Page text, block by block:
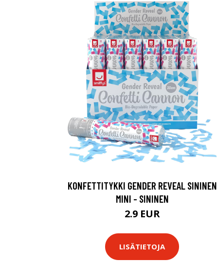
KONFETTITYKKI GENDER REVEAL SININEN
MINI - SININEN
2.9 EUR
LISÄTIETOJA